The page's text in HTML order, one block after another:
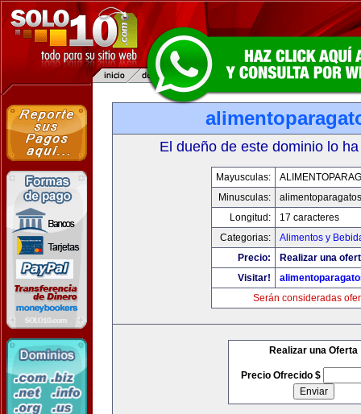
El dueño de este dominio lo
Mayusculas:
Minusculas:
Longitud:
17 caracteres
Categorias:
Alimentos y
Precio:
Realizar una
Visitar!
Serán consideradas
Realizar una Oferta
Precio Ofrecido $